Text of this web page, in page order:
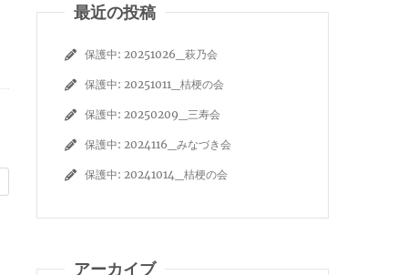
最近の投稿
保護中: 20251026_萩乃会
保護中: 20251011_桔梗の会
保護中: 20250209_三寿会
保護中: 2024116_みなづき会
保護中: 20241014_桔梗の会
アーカイブ